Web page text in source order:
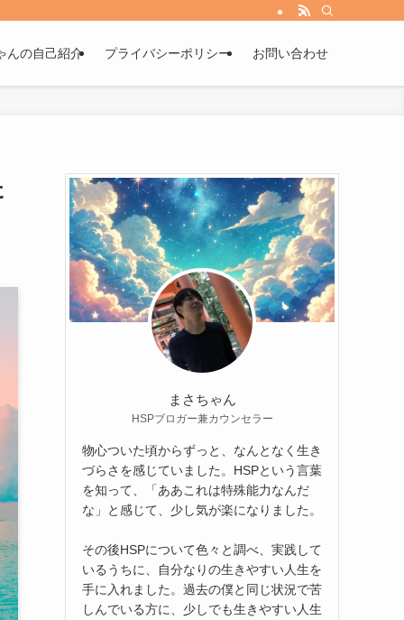
んの自己紹介 プライバシーポリシー お問い合わせ
まさちゃん
HSPブロガー兼カウンセラー
物心ついた頃からずっと、なんとなく生き
づらさを感じていました。HSPという言葉
を知って、「ああこれは特殊能力なんだ
な」と感じて、少し気が楽になりました。
その後HSPについて色々と調べ、実践して
いるうちに、自分なりの生きやすい人生を
手に入れました。過去の僕と同じ状況で苦
しんでいる方に、少しでも生きやすい人生